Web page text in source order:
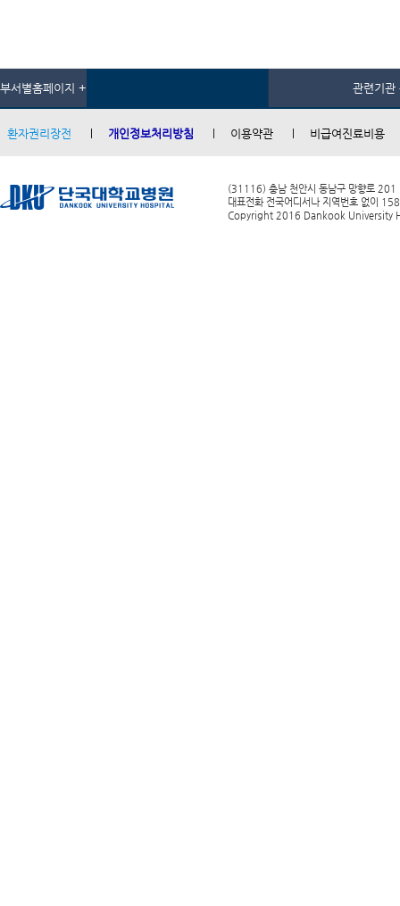
부서별홈페이지 + 관련기관
환자권리장전 개인정보처리방침 이용약관 비급여진료비용
(31116) 충남 천안시 동남구 망향로 201
대표전화 전국어디서나 지역번호 없이
Copyright 2016 Dankook University